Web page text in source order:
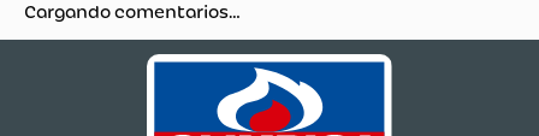
Cargando comentarios…